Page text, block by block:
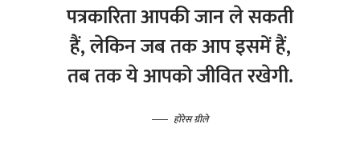
पत्रकारिता आपकी जान ले सकती
हैं, लेकिन जब तक आप इसमें हैं,
तब तक ये आपको जीवित रखेगी.
होरेस ग्रीले